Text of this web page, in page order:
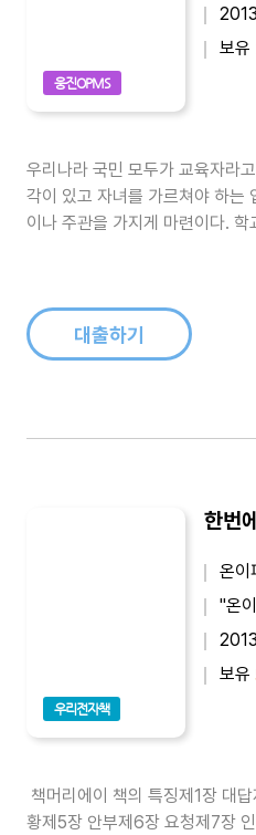
웅진OPMS
보유
우리나라 국민 모두가 교육자라
각이 있고 자녀를 가르쳐야 하는
이나 주관을 가지게 마련이다.
대출하기
우리전자책
한번
온이
"온
보유
책머리에이 책의 특징제1장 대
황제5장 안부제6장 요청제7장